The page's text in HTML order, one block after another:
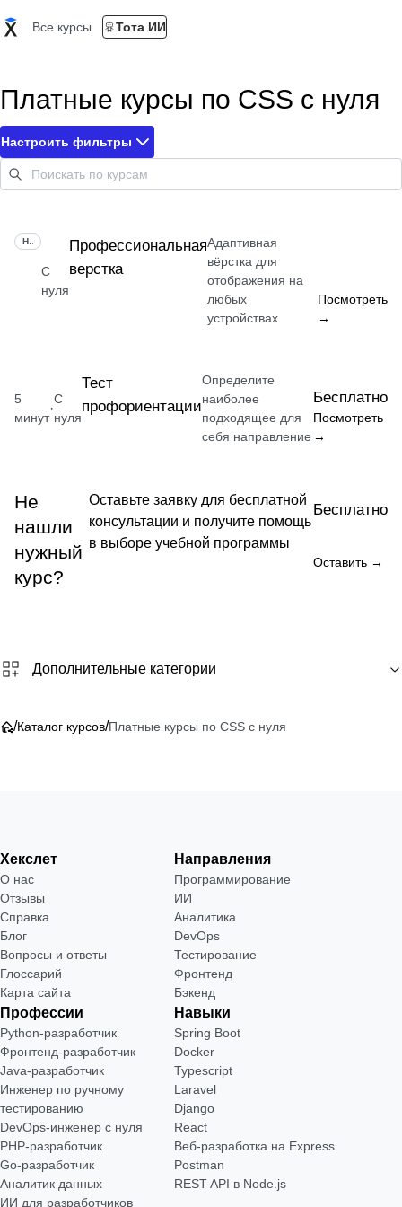
Все курсы Тота ИИ
Платные курсы по CSS с нуля
Настроить фильтры
С
нуля
Профессиональная
верстка
Адаптивная
вёрстка для
отображения на
любых
устройствах
Посмотреть
→
5
минут
·
С
нуля
Тест
профориентации
Определите
наиболее
подходящее для
себя направление
Бесплатно
Посмотреть
→
Не
нашли
нужный
курс?
Оставьте заявку для бесплатной
консультации и получите помощь
в выборе учебной программы
Бесплатно
Оставить →
Дополнительные категории
/Каталог курсов/Платные курсы по CSS с нуля
Хекслет
О нас
Отзывы
Справка
Блог
Вопросы и ответы
Глоссарий
Карта сайта
Направления
Программирование
ИИ
Аналитика
DevOps
Тестирование
Фронтенд
Бэкенд
Профессии
Python-разработчик
Фронтенд-разработчик
Java-разработчик
Инженер по ручному
тестированию
DevOps-инженер с нуля
РНР-разработчик
Go-разработчик
Аналитик данных
ИИ для разработчиков
Навыки
Spring Boot
Docker
Typescript
Laravel
Django
React
Веб-разработка на Express
Postman
REST API в Node.js